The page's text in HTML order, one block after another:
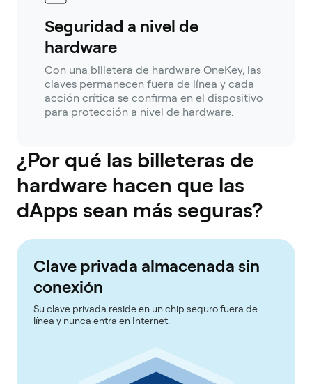
Seguridad a nivel de
hardware
Con una billetera de hardware OneKey, las
claves permanecen fuera de línea y cada
acción crítica se confirma en el dispositivo
para protección a nivel de hardware.
¿Por qué las billeteras de
hardware hacen que las
dApps sean más seguras?
Clave privada almacenada sin
conexión
Su clave privada reside en un chip seguro fuera de
línea y nunca entra en Internet.